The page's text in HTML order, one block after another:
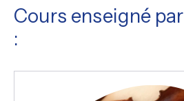
Cours enseigné
: